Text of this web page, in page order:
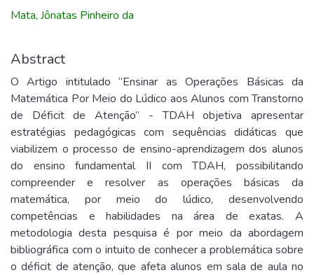
Mata, Jônatas Pinheiro da
Abstract
O Artigo intitulado “Ensinar as Operações Básicas da
Matemática Por Meio do Lúdico aos Alunos com Transtorno
de Déficit de Atenção” - TDAH objetiva apresentar
estratégias pedagógicas com sequências didáticas que
viabilizem o processo de ensino-aprendizagem dos alunos
do ensino fundamental II com TDAH, possibilitando
compreender e resolver as operações básicas da
matemática, por meio do lúdico, desenvolvendo
competências e habilidades na área de exatas. A
metodologia desta pesquisa é por meio da abordagem
bibliográfica com o intuito de conhecer a problemática sobre
o déficit de atenção, que afeta alunos em sala de aula no